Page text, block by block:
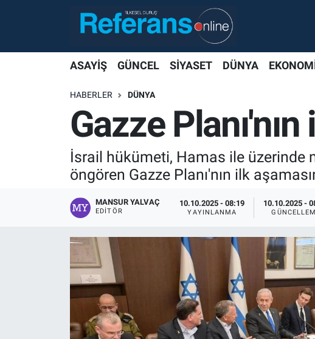
ASAYİŞ GÜNCEL SİYASET DÜNYA
HABERLER DÜNYA
Gazze
İsrail hükümeti, Hamas ile üzerinde
öngören Gazze Planı'nın ilk
MANSUR YALVAÇ
EDITÖR
10.10.2025 - 08:19
YAYINLANMA
10.10.2025 -